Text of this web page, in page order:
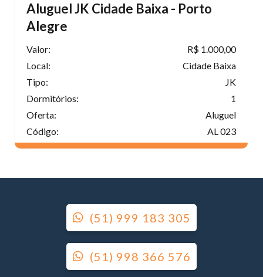
Aluguel JK Cidade Baixa - Porto
Alegre
Tipo: JK
Oferta: Aluguel
Valor: R$ 1.000,00
Dormitórios: 1
Local: Cidade Baixa
Código: AL 023
(51) 999 183 305
(51) 998 366 576